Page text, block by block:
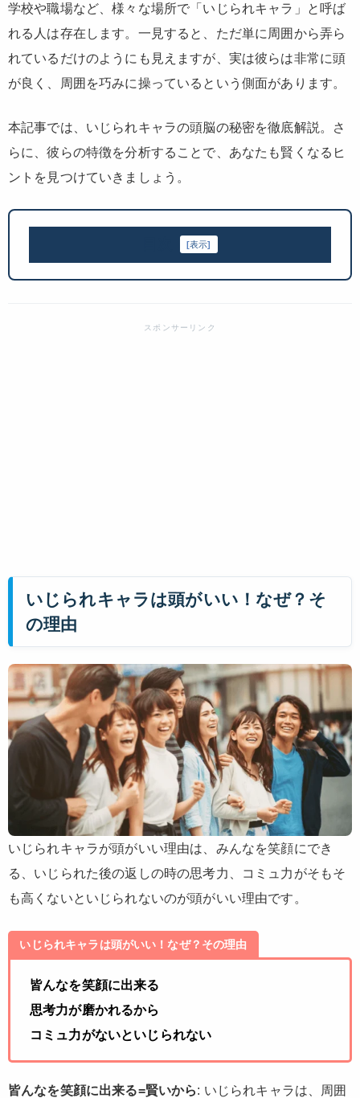
学校や職場など、様々な場所で「いじられキャラ」と呼ば
れる人は存在します。一見すると、ただ単に周囲から弄ら
れているだけのようにも見えますが、実は彼らは非常に頭
が良く、周囲を巧みに操っているという側面があります。
本記事では、いじられキャラの頭脳の秘密を徹底解説。さ
らに、彼らの特徴を分析することで、あなたも賢くなるヒ
ントを見つけていきましょう。
[表示]
いじられキャラは頭がいい！なぜ？そ
の理由
いじられキャラが頭がいい理由は、みんなを笑顔にでき
る、いじられた後の返しの時の思考力、コミュ力がそもそ
も高くないといじられないのが頭がいい理由です。
いじられキャラは頭がいい！なぜ？その理由
皆んなを笑顔に出来る
思考力が磨かれるから
コミュ力がないといじられない
皆んなを笑顔に出来る=賢いから: いじられキャラは、周囲